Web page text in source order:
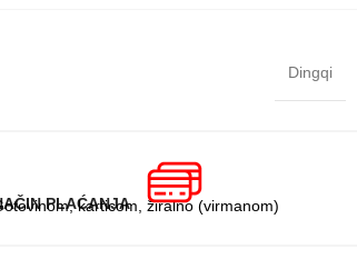
Dingqi
PLAĆANJA
karticom, žiralno (virmanom)